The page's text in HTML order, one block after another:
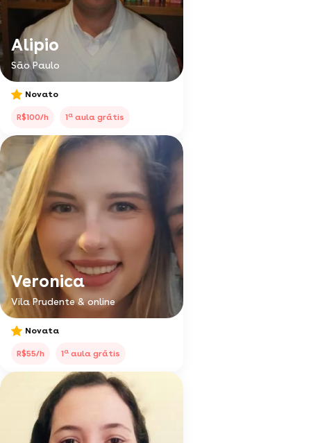
Alipio
São Paulo
Novato
R$100/h 1a aula grátis
Veronica
Vila Prudente & online
Novata
R$55/h 1a aula grátis